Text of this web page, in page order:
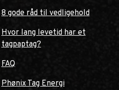
8 gode råd til vedligehold
Hvor lang levetid har et
tagpaptag?
FAQ
Phønix Tag Energi